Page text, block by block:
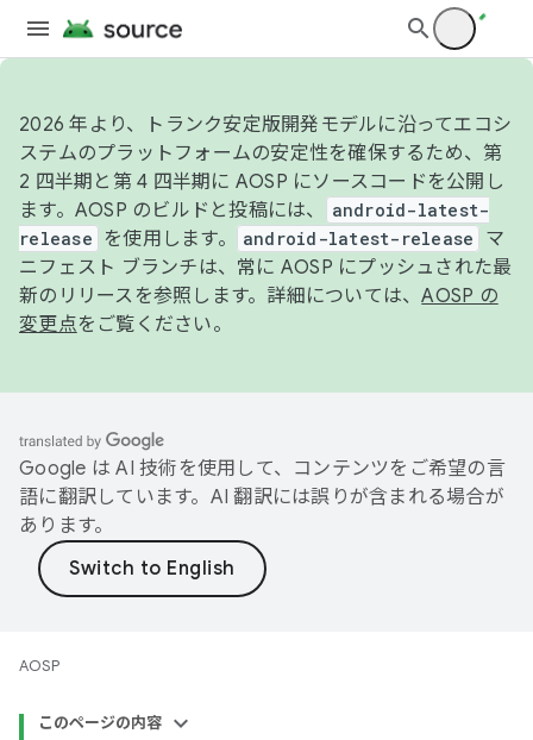
2026 年より、トランク安定版開発モデルに沿ってエコシ
ステムのプラットフォームの安定性を確保するため、第
2 四半期と第 4 四半期に AOSP にソースコードを公開し
ます。AOSP のビルドと投稿には、
android-latest-
release
を使用します。 android-latest-release
マ
ニフェスト ブランチは、常に AOSP にプッシュされた最
新のリリースを参照します。詳細については、AOSP の
変更点をご覧ください。
Google は AI 技術を使用して、コンテンツをご希望の言
語に翻訳しています。AI 翻訳には誤りが含まれる場合が
あります。
AOSP
このページの内容